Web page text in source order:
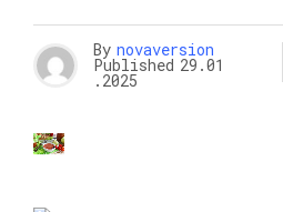
By novaversion
Published 29.01
.2025